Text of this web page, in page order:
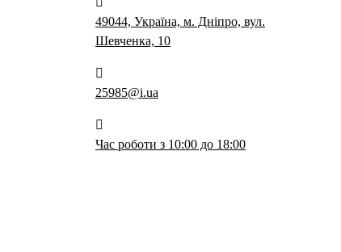
49044, Україна, м. Дніпро, вул.
Шевченка, 10
25985@i.ua
Час роботи з 10:00 до 18:00